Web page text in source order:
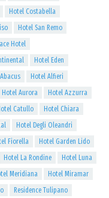
Hotel Costabella
Hotel San Remo
Hotel
Hotel Eden
Hotel Alfieri
Hotel Aurora
Hotel Azzurra
Catullo
Hotel Chiara
Hotel Degli Oleandri
Fiorella
Hotel Garden Lido
Hotel La Rondine
Hotel Luna
Meridiana
Hotel Miramar
Residence Tulipano